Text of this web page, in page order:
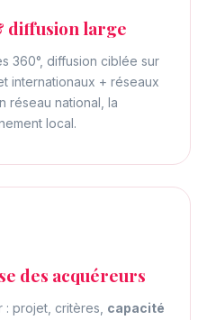
diffusion large
360°, diffusion ciblée sur
internationaux + réseaux
réseau national, la
local.
des acquéreurs
projet, critères, capacité